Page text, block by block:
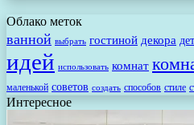
Облако меток
ванной выбрать гостиной декора
идей использовать комнат
маленькой советов создать способов стиле
Интересное